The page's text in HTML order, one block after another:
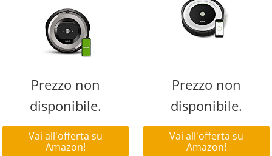
Prezzo non
disponibile.
Vai all'offerta su
Amazon!
Prezzo non
disponibile.
Vai all'offerta su
Amazon!